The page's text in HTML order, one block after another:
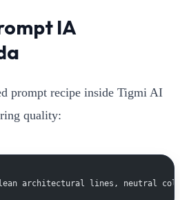
IA
prompt recipe inside Tigmi AI
quality:
clean architectural lines, neutral